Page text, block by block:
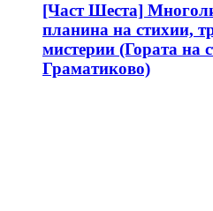
[Част Шеста]
планина на стихии,
мистерии (Гората на
Граматиково)